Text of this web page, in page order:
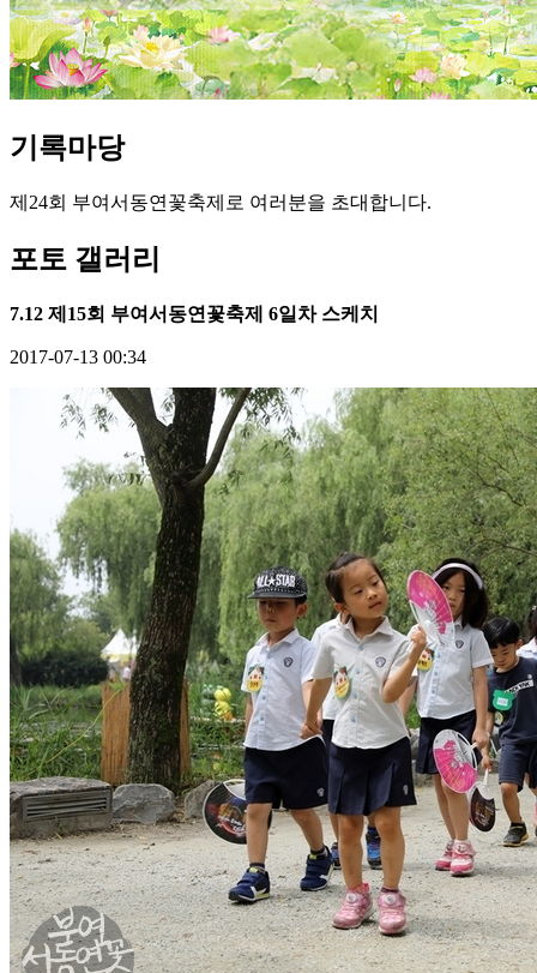
기록마당
제24회 부여서동연꽃축제로 여러분을 초대합니다.
포토 갤러리
7.12 제15회 부여서동연꽃축제 6일차 스케치
2017-07-13 00:34